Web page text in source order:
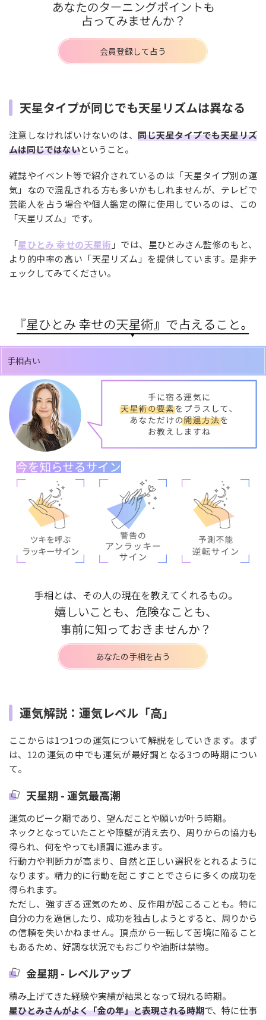
会員登録して占う
天星タイプが同じでも天星リズムは異なる
注意しなければいけないのは、同じ天星タイプでも天星リズ
ムは同じではないということ。
雑誌やイベント等で紹介されているのは「天星タイプ別の運
気」なので混乱される方も多いかもしれませんが、テレビで
芸能人を占う場合や個人鑑定の際に使用しているのは、この
「天星リズム」です。
「星ひとみ 幸せの天星術 」では、星ひとみさん監修のもと、
より的中率の高い「天星リズム」を提供しています。是非チ
ェックしてみてください。
手相占い
あなたの手相を占う
運気解説：運気レベル「高」
ここからは1つ1つの運気について解説をしていきます。まず
は、12の運気の中でも運気が最好調となる3つの時期につい
て。
天星期 - 運気最高潮
運気のピーク期であり、望んだことや願いが叶う時期。
ネックとなっていたことや障壁が消え去り、周りからの協力も
得られ、何をやっても順調に進みます。
行動力や判断力が高まり、自然と正しい選択をとれるように
なります。精力的に行動を起こすことでさらに多くの成功を
得られます。
ただし、強すぎる運気のため、反作用が起こることも。特に
自分の力を過信したり、成功を独占しようとすると、周りから
の信頼を失いかねません。頂点から一転して苦境に陥ること
もあるため、好調な状況でもおごりや油断は禁物。
金星期 - レベルアップ
積み上げてきた経験や実績が結果となって現れる時期。
星ひとみさんがよく「金の年」と表現される時期で、特に仕事